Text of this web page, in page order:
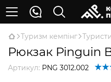
Туризм кемпінг
Рюкзак Pinguin
Артикул: PNG 3012.002